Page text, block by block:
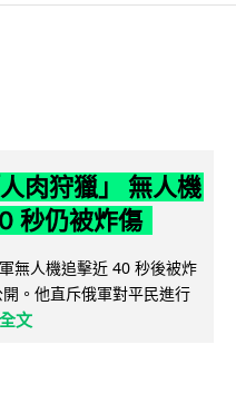
肉狩獵」 無人機
秒仍被炸傷
無人機追擊近 40 秒後被炸
。他直斥俄軍對平民進行
文